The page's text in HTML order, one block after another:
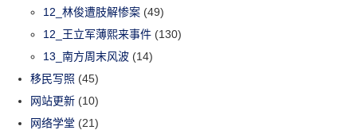
12_林俊遭肢解惨案 (49)
12_王立军薄熙来事件 (130)
13_南方周末风波 (14)
移民写照 (45)
网站更新 (10)
网络学堂 (21)